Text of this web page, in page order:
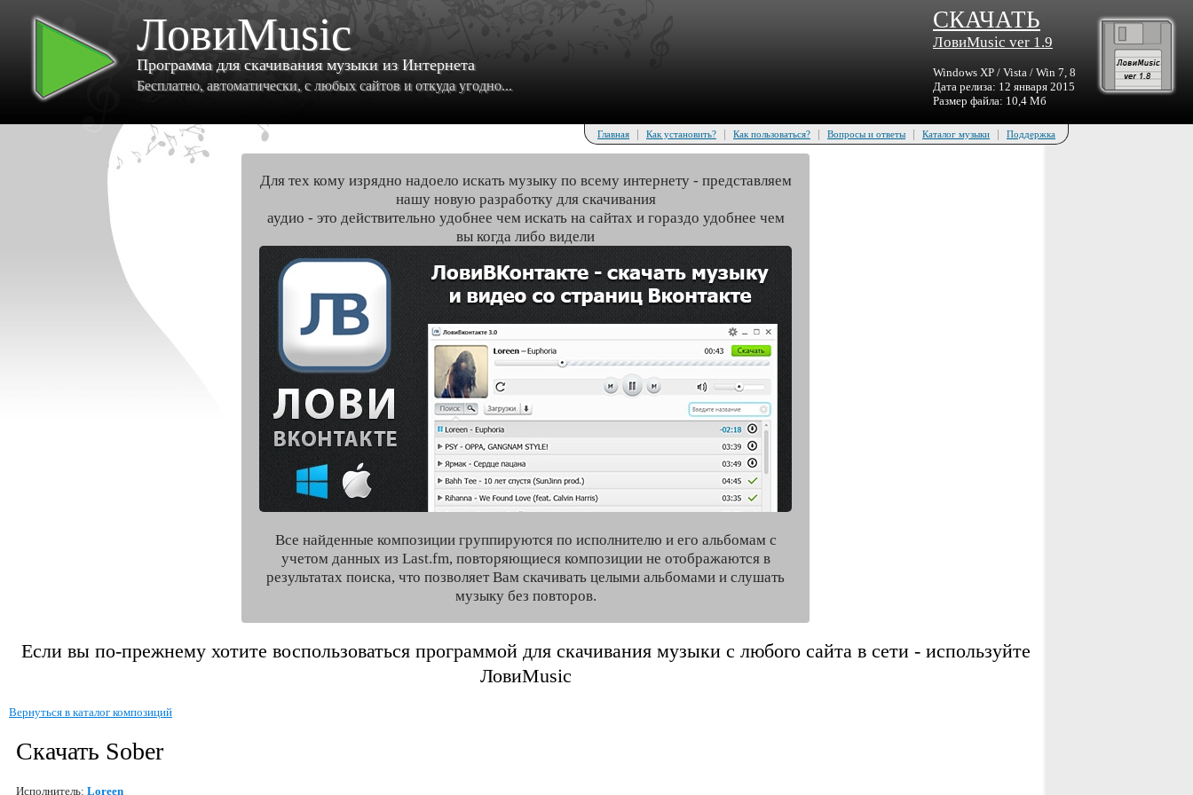
ЛовиMusic
Программа для скачивания музыки из Интернета
Бесплатно, автоматически, с любых сайтов и откуда угодно...
СКАЧАТЬ
ЛовиMusic ver 1.9
Windows XP / Vista / Win 7, 8
Дата релиза: 12 января 2015
Размер файла: 10,4 Мб
Главная | Как установить? | Как пользоваться? | Вопросы и ответы | Каталог музыки | Поддержка
Для тех кому изрядно надоело искать музыку по всему интернету - представляем
нашу новую разработку для скачивания
аудио - это действительно удобнее чем искать на сайтах и гораздо удобнее чем
вы когда либо видели
Все найденные композиции группируются по исполнителю и его альбомам с
учетом данных из Last.fm, повторяющиеся композиции не отображаются в
результатах поиска, что позволяет Вам скачивать целыми альбомами и слушать
музыку без повторов.
Если вы по-прежнему хотите воспользоваться программой для скачивания музыки с любого сайта в сети - используйте
ЛовиMusic
Вернуться в каталог композиций
Скачать Sober
Исполнитель: Loreen